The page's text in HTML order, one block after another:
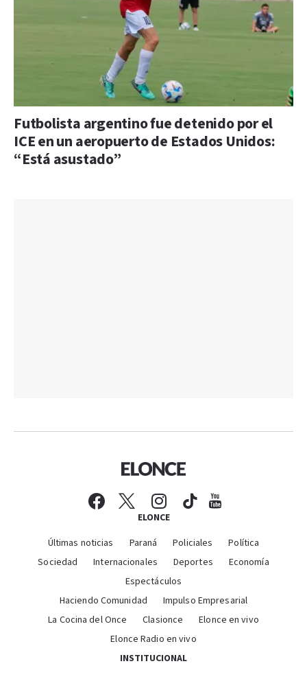
Futbolista argentino fue detenido por el
ICE en un aeropuerto de Estados Unidos:
“Está asustado”
ELONCE
Últimas noticias Paraná Policiales
Política
Sociedad
Internacionales Deportes
Economía
Espectáculos
Haciendo Comunidad
Impulso Empresarial
La Cocina del Once
Clasionce
Elonce en vivo
Elonce Radio en vivo
INSTITUCIONAL